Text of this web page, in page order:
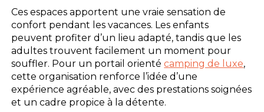
Ces espaces apportent une vraie sensation de
confort pendant les vacances. Les enfants
peuvent profiter d’un lieu adapté, tandis que les
adultes trouvent facilement un moment pour
souffler. Pour un portail orientécamping de luxe,
cette organisation renforce l’idée d’une
expérience agréable, avec des prestations soignées
et un cadre propice à la détente.